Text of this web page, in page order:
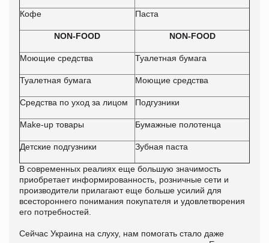
Кофе Паста
NON-FOOD NON-FOOD
Моющие средства Туалетная бумага
Туалетная бумага Моющие средства
Средства по уход за лицом Подгузники
Make-up товары Бумажные полотенца
Детские подгузники Зубная паста
В современных реалиях еще большую значимость
приобретает информированность, розничные сети и
производители прилагают еще больше усилий для
всестороннего понимания покупателя и удовлетворения
его потребностей.
Сейчас Украина на слуху, нам помогать стало даже